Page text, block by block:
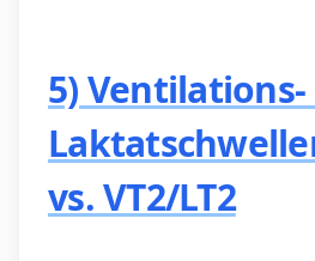
5)
vs. VT2/LT2